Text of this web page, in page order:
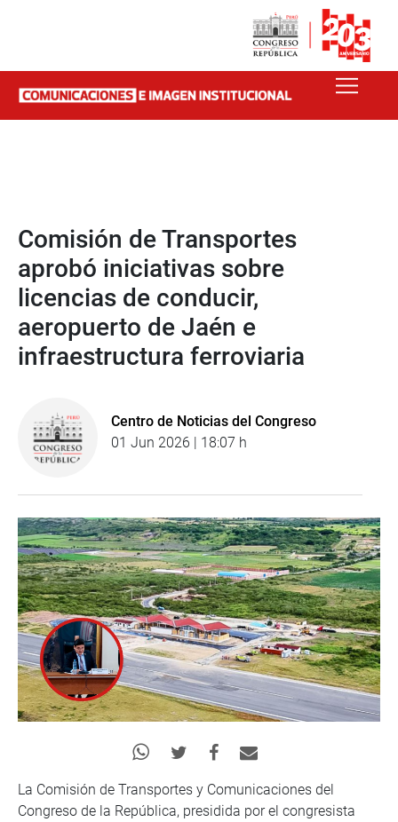
Comisión de Transportes
aprobó iniciativas sobre
licencias de conducir,
aeropuerto de Jaén e
infraestructura ferroviaria
Centro de Noticias del Congreso
01 Jun 2026 | 18:07 h
La Comisión de Transportes y Comunicaciones del
Congreso de la República, presidida por el congresista